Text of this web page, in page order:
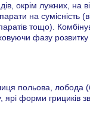
окрім лужних, на
на сумісність
тощо).
фазу розвитку
польова, лобода
форми грициків